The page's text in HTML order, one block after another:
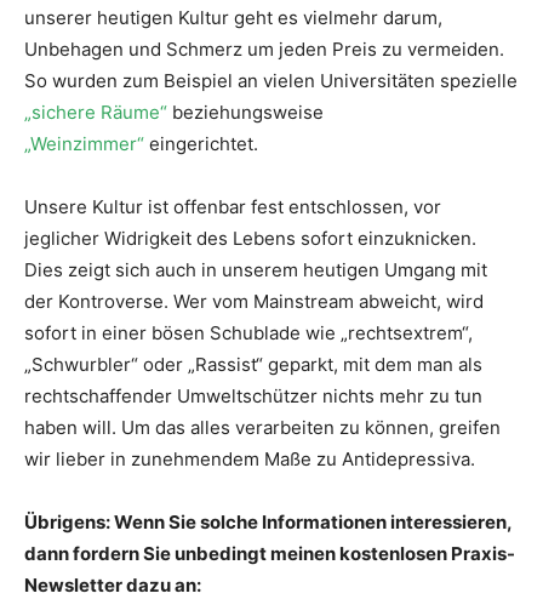
unserer heutigen Kultur geht es vielmehr darum,
Unbehagen und Schmerz um jeden Preis zu vermeiden.
So wurden zum Beispiel an vielen Universitäten spezielle
„sichere Räume“ beziehungsweise
„Weinzimmer“ eingerichtet.
Unsere Kultur ist offenbar fest entschlossen, vor
jeglicher Widrigkeit des Lebens sofort einzuknicken.
Dies zeigt sich auch in unserem heutigen Umgang mit
der Kontroverse. Wer vom Mainstream abweicht, wird
sofort in einer bösen Schublade wie „rechtsextrem“,
„Schwurbler“ oder „Rassist“ geparkt, mit dem man als
rechtschaffender Umweltschützer nichts mehr zu tun
haben will. Um das alles verarbeiten zu können, greifen
wir lieber in zunehmendem Maße zu Antidepressiva.
Übrigens: Wenn Sie solche Informationen interessieren,
dann fordern Sie unbedingt meinen kostenlosen Praxis-
Newsletter dazu an: